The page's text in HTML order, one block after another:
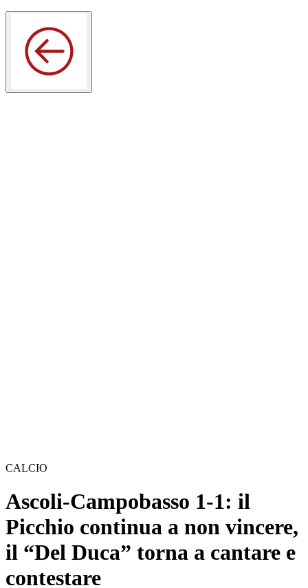
CALCIO
Ascoli-Campobasso 1-1: il
Picchio continua a non vincere,
il “Del Duca” torna a cantare e
contestare